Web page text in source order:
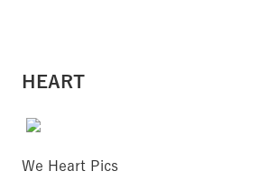
HEART
We Heart Pics